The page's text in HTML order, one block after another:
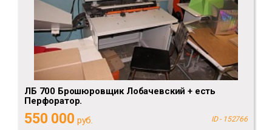
ЛБ 700 Брошюровщик Лобачевский + есть
Перфоратор.
550 000 руб. ID - 152766